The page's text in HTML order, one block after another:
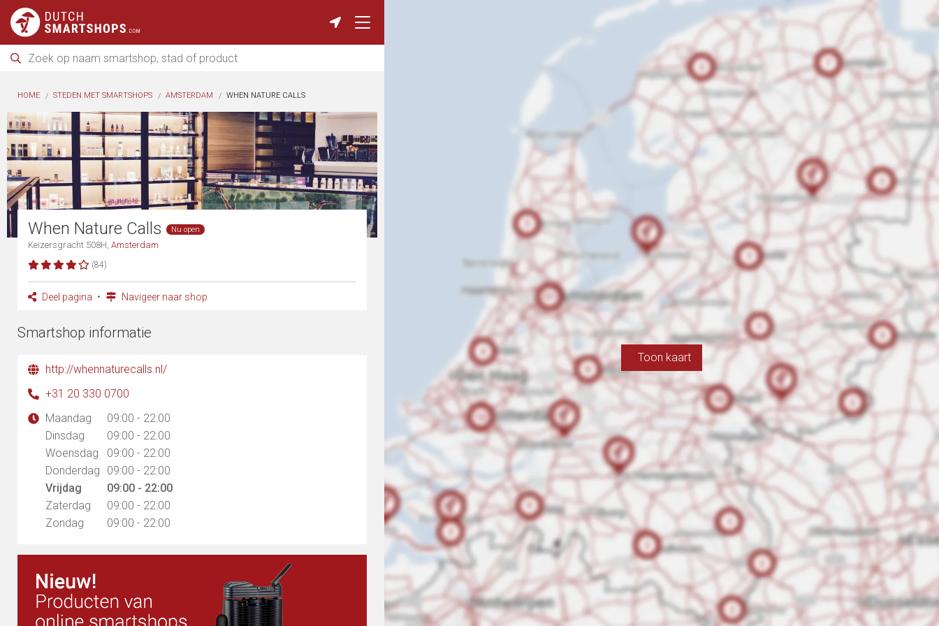
Toon kaart
HOME STEDEN MET SMARTSHOPS AMSTERDAM WHEN NATURE CALLS
When Nature Calls Nu open
Keizersgracht 508H, Amsterdam
(84)
Deel pagina Navigeer naar shop
Smartshop informatie
http://whennaturecalls.nl/
+31 20 330 0700
Maandag
09:00 - 22:00
Dinsdag
09:00 - 22:00
Woensdag
09:00 - 22:00
Donderdag
09:00 - 22:00
Vrijdag
09:00 - 22:00
Zaterdag
09:00 - 22:00
Zondag
09:00 - 22:00